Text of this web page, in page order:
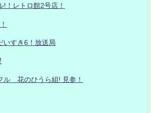
!！レトロ館2号店！
いすき6！放送局
ル 花のひうら組! 見参！